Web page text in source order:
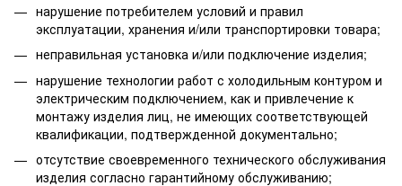
нарушение потребителем условий и правил
эксплуатации, хранения и/или транспортировки товара;
неправильная установка и/или подключение изделия;
нарушение технологии работ с холодильным контуром и
электрическим подключением, как и привлечение к
монтажу изделия лиц, не имеющих соответствующей
квалификации, подтвержденной документально;
отсутствие своевременного технического обслуживания
изделия согласно гарантийному обслуживанию;